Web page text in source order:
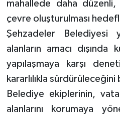
mahallede daha
çevre oluşturulması
Şehzadeler Belediyesi
alanların amacı dışında
yapılaşmaya karşı
kararlılıkla
Belediye ekiplerinin,
alanlarını korumaya